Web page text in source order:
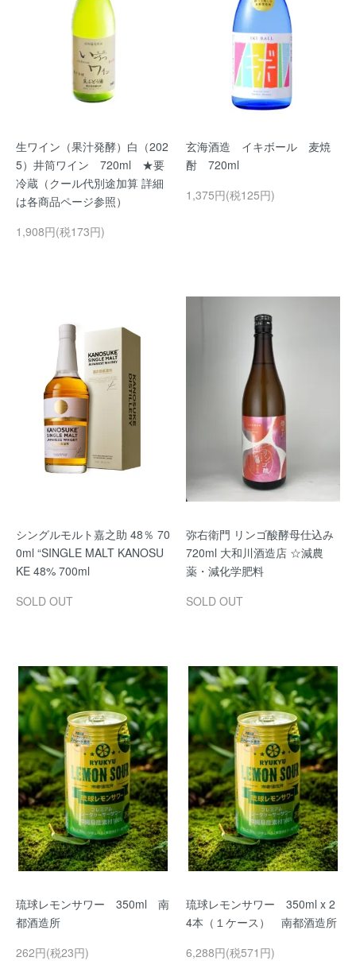
生ワイン（果汁発酵）白（202
5）井筒ワイン 720ml ★要
冷蔵（クール代別途加算 詳細
は各商品ページ参照）
1,908円(税173円)
玄海酒造 イキボール 麦焼
酎 720ml
1,375円(税125円)
シングルモルト嘉之助 48％ 70
0ml “SINGLE MALT KANOSU
KE 48% 700ml
SOLD OUT
弥右衛門 リンゴ酸酵母仕込み
720ml 大和川酒造店 ☆減農
薬・減化学肥料
SOLD OUT
琉球レモンサワー 350ml 南
都酒造所
262円(税23円)
琉球レモンサワー 350ml x 2
4本（１ケース） 南都酒造所
6,288円(税571円)